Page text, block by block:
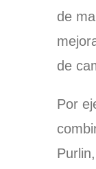
de
de
Por